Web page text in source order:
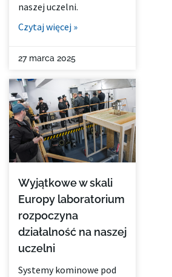
naszej uczelni.
Czytaj więcej »
27 marca 2025
Wyjątkowe w skali
Europy laboratorium
rozpoczyna
działalność na naszej
uczelni
Systemy kominowe pod